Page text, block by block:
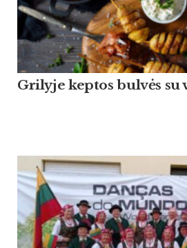
Grilyje keptos bulvės su